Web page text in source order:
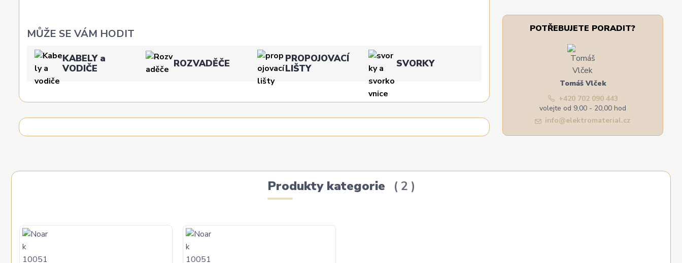
MŮŽE SE VÁM HODIT
KABELY a
VODIČE
ROZVADĚČE
PROPOJOVACÍ
LIŠTY
SVORKY
POTŘEBUJETE PORADIT?
Tomáš Vlček
+420 702 090 443
volejte od 9,00 - 20,00 hod
info@elektromaterial.cz
Produkty kategorie 2